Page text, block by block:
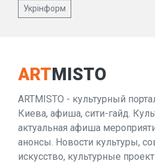
Укрінформ
ARTMISTO
ARTMISTO - культурный
Киева, афиша, сити-гайд.
актуальная афиша
анонсы. Новости культуры,
искусство, культурные